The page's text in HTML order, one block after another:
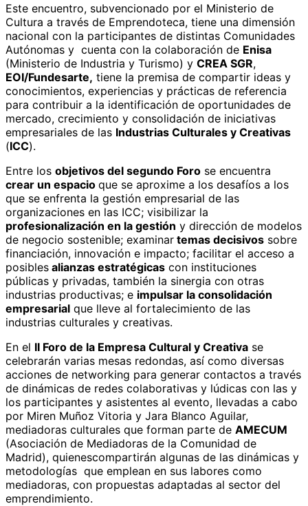
Este encuentro, subvencionado por el Ministerio de
Cultura a través de Emprendoteca, tiene una dimensión
nacional con la participantes de distintas Comunidades
Autónomas y cuenta con la colaboración de Enisa
(Ministerio de Industria y Turismo) y CREA SGR,
EOI/Fundesarte, tiene la premisa de compartir ideas y
conocimientos, experiencias y prácticas de referencia
para contribuir a la identificación de oportunidades de
mercado, crecimiento y consolidación de iniciativas
empresariales de las Industrias Culturales y Creativas
(ICC).
Entre los objetivos del segundo Foro se encuentra
crear un espacio que se aproxime a los desafíos a los
que se enfrenta la gestión empresarial de las
organizaciones en las ICC; visibilizar la
profesionalización en la gestión y dirección de modelos
de negocio sostenible; examinar temas decisivos sobre
financiación, innovación e impacto; facilitar el acceso a
posibles alianzas estratégicas con instituciones
públicas y privadas, también la sinergia con otras
industrias productivas; e impulsar la consolidación
empresarial que lleve al fortalecimiento de las
industrias culturales y creativas.
En el II Foro de la Empresa Cultural y Creativa se
celebrarán varias mesas redondas, así como diversas
acciones de networking para generar contactos a través
de dinámicas de redes colaborativas y lúdicas con las y
los participantes y asistentes al evento, llevadas a cabo
por Miren Muñoz Vitoria y Jara Blanco Aguilar,
mediadoras culturales que forman parte de AMECUM
(Asociación de Mediadoras de la Comunidad de
Madrid), quienescompartirán algunas de las dinámicas y
metodologías que emplean en sus labores como
mediadoras, con propuestas adaptadas al sector del
emprendimiento.